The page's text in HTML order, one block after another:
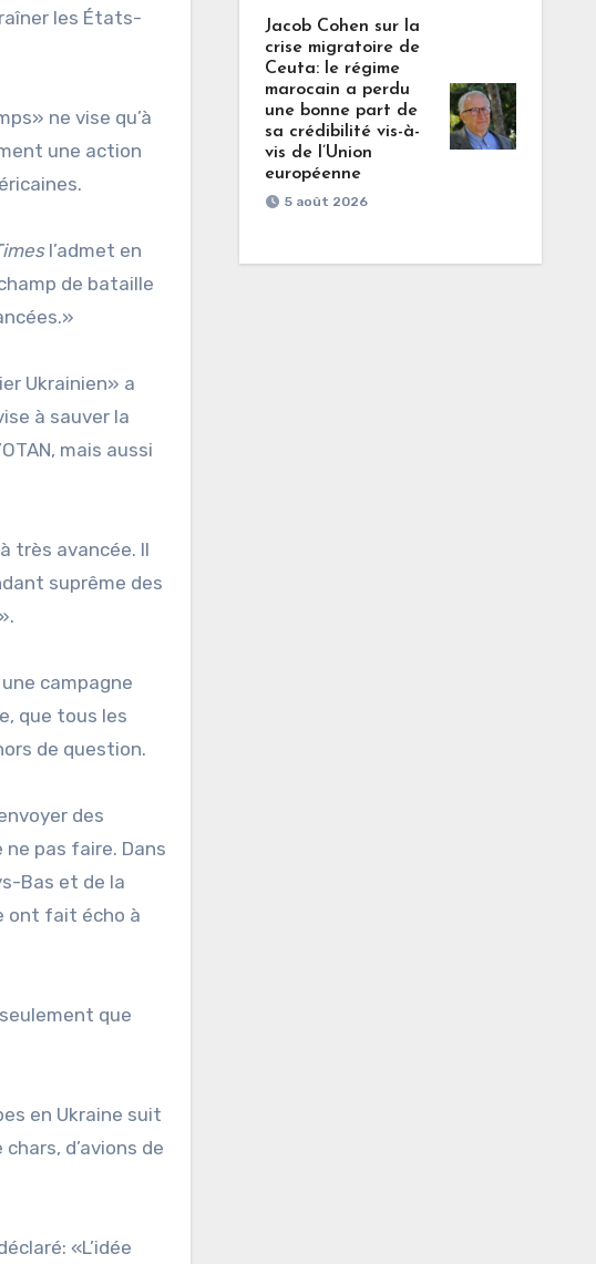
les États-
ne vise qu’à
une action
l’admet en
de bataille
Ukrainien» a
à sauver la
mais aussi
très avancée. Il
suprême des
campagne
que tous les
de question.
des
pas faire. Dans
Bas et de la
ont fait écho à
que
en Ukraine suit
d’avions de
«L’idée
Jacob Cohen sur la
crise migratoire de
Ceuta: le régime
marocain a perdu
une bonne part de
sa crédibilité vis-à-
vis de l’Union
européenne
5 août 2026